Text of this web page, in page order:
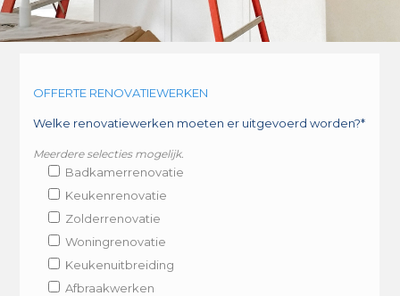
OFFERTE RENOVATIEWERKEN
Welke renovatiewerken moeten er uitgevoerd worden?*
Meerdere selecties mogelijk.
Badkamerrenovatie
Keukenrenovatie
Zolderrenovatie
Woningrenovatie
Keukenuitbreiding
Afbraakwerken